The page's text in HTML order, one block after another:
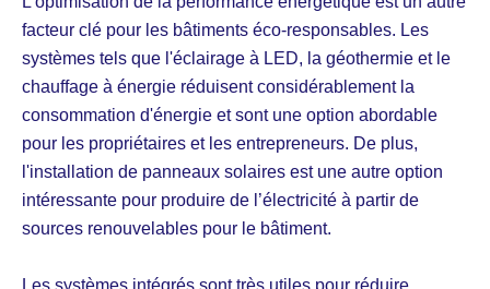
facteur clé pour les bâtiments éco-responsables. Les
systèmes tels que l'éclairage à LED, la géothermie et le
chauffage à énergie réduisent considérablement la
consommation d'énergie et sont une option abordable
pour les propriétaires et les entrepreneurs. De plus,
l'installation de panneaux solaires est une autre option
intéressante pour produire de l’électricité à partir de
sources renouvelables pour le bâtiment.
Les systèmes intégrés sont très utiles pour réduire